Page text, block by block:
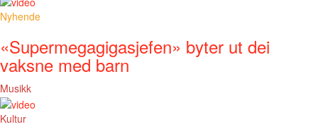
Nyhende
«Supermegagigasjefen» byter ut dei
vaksne med barn
Musikk
Kultur